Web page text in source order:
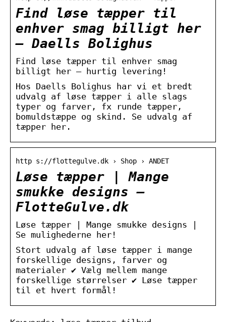
Find løse tæpper til
enhver smag billigt her
– Daells Bolighus
Find løse tæpper til enhver smag
billigt her – hurtig levering!
Hos Daells Bolighus har vi et bredt
udvalg af løse tæpper i alle slags
typer og farver, fx runde tæpper,
bomuldstæppe og skind. Se udvalg af
tæpper her.
http s://flottegulve.dk › Shop › ANDET
Løse tæpper | Mange
smukke designs –
FlotteGulve.dk
Løse tæpper | Mange smukke designs |
Se mulighederne her!
Stort udvalg af løse tæpper i mange
forskellige designs, farver og
materialer ✔ Vælg mellem mange
forskellige størrelser ✔ Løse tæpper
til et hvert formål!